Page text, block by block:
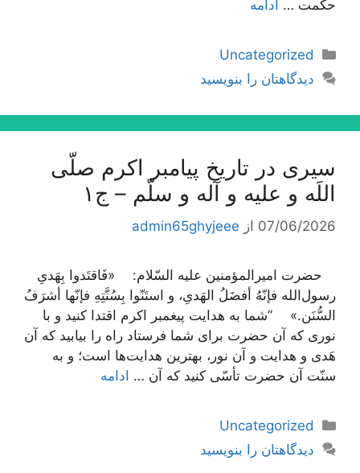
حكمت … ادامه
دسته‌ها
Uncategorized
دیدگاهتان را بنویسید
سیری در تاریخ پیامبر اکرم صلّی
اللَه و علیه و آله و سلّم – ج۱
07/06/2026 از admin65ghyjeee
حضرت امیرالمؤمنین علیه السّلام: «فَاقتَدوا بِهَدیِ
رسول‌الله فإنّهُ أفضَلُ الهَدیِ، و استَنّوا بِسُنَّتِهِ فإنّها أشرَفُ
السُّنَن.» ”شما به هدایت پیغمبر اکرم اقتدا کنید و با
نوری که آن حضرت برای شما فرستاد راه را بیابید که آن
هَدی و هدایت و آن نور، بهترین هدایت‌ها است؛ و به
سنّت آن حضرت تأسّی کنید که آن … ادامه
دسته‌ها
Uncategorized
دیدگاهتان را بنویسید